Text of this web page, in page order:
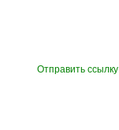
Отправить ссылку